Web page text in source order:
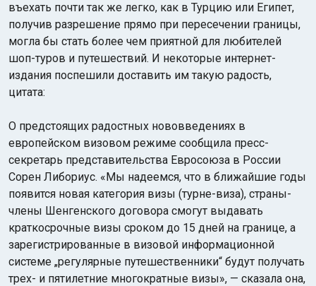
въехать почти так же легко, как в Турцию или Египет,
получив разрешение прямо при пересечении границы,
могла бы стать более чем приятной для любителей
шоп-туров и путешествий. И некоторые интернет-
издания поспешили доставить им такую радость,
цитата:
О предстоящих радостных нововведениях в
европейском визовом режиме сообщила пресс-
секретарь представительства Евросоюза в России
Сорен Либориус. «Мы надеемся, что в ближайшие годы
появится новая категория визы (турне-виза), страны-
члены Шенгенского договора смогут выдавать
краткосрочные визы сроком до 15 дней на границе, а
зарегистрированные в визовой информационной
системе „регулярные путешественники“ будут получать
трех- и пятилетние многократные визы», — сказала она,